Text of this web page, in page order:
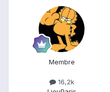
Membre
16,2k